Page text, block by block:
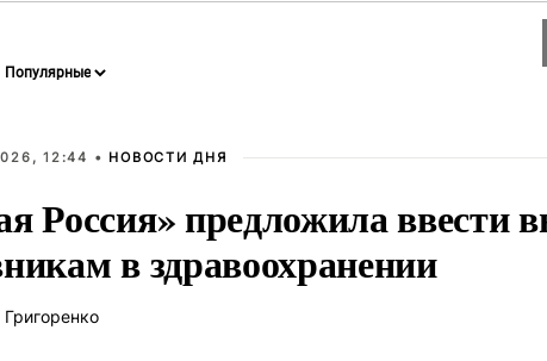
12:44 • НОВОСТИ ДНЯ
Россия» предложила ввести
в здравоохранении